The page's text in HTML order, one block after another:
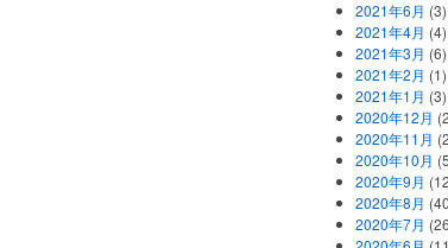
2021年6月 (3)
2021年4月 (4)
2021年3月 (6)
2021年2月 (1)
2021年1月 (3)
2020年12月
2020年11月
2020年10月
2020年9月
2020年8月
2020年7月